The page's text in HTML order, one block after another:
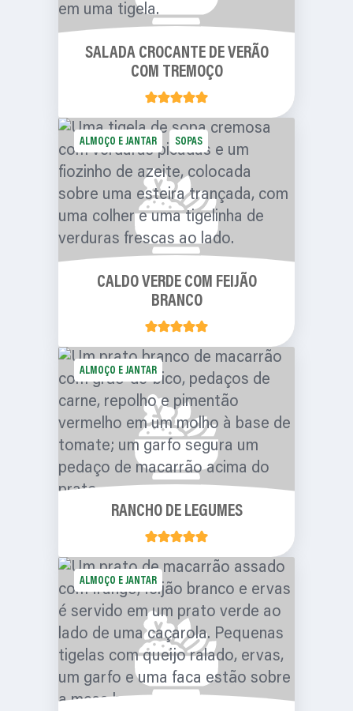
SALADA CROCANTE DE VERÃO
COM TREMOÇO
ALMOÇO E JANTAR SOPAS
CALDO VERDE COM FEIJÃO
BRANCO
ALMOÇO E JANTAR
RANCHO DE LEGUMES
ALMOÇO E JANTAR